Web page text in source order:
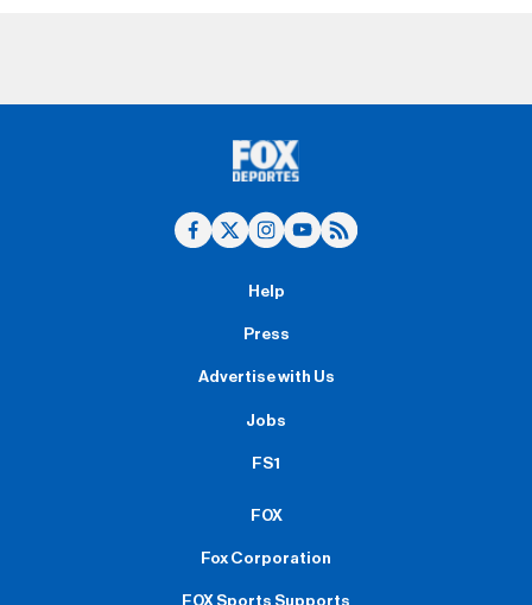
Help
Press
Advertise with Us
Jobs
FS1
FOX
Fox Corporation